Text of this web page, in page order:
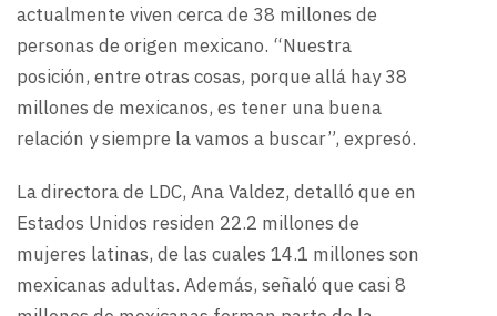
actualmente viven cerca de 38 millones de
personas de origen mexicano. “Nuestra
posición, entre otras cosas, porque allá hay 38
millones de mexicanos, es tener una buena
relación y siempre la vamos a buscar”, expresó.
La directora de LDC, Ana Valdez, detalló que en
Estados Unidos residen 22.2 millones de
mujeres latinas, de las cuales 14.1 millones son
mexicanas adultas. Además, señaló que casi 8